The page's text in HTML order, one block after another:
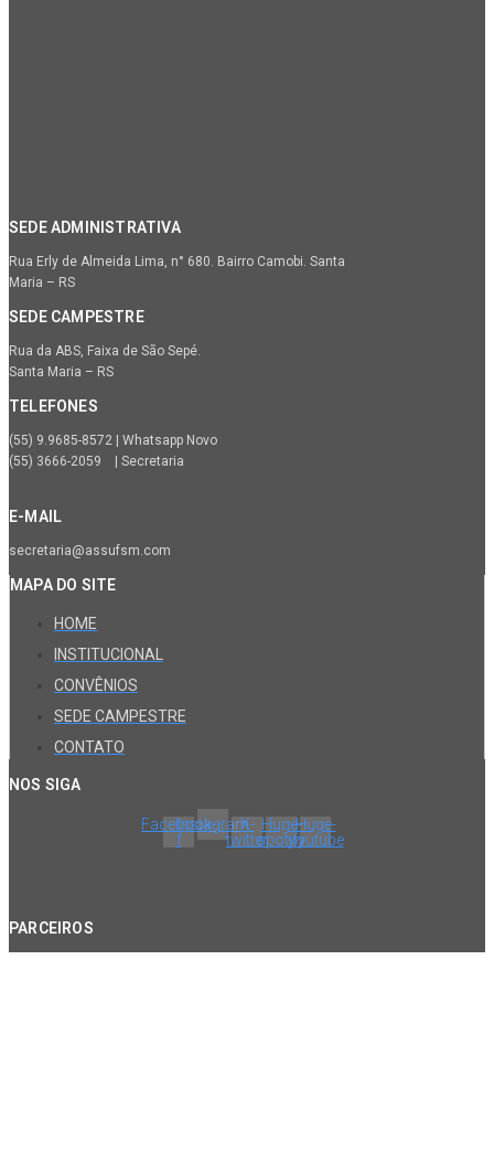
SEDE ADMINISTRATIVA
Rua Erly de Almeida Lima, n° 680. Bairro Camobi. Santa
Maria – RS
SEDE CAMPESTRE
Rua da ABS, Faixa de São Sepé.
Santa Maria – RS
TELEFONES
(55) 9.9685-8572 | Whatsapp Novo
(55) 3666-2059 | Secretaria
E-MAIL
secretaria@assufsm.com
MAPA DO SITE
HOME
INSTITUCIONAL
CONVÊNIOS
SEDE CAMPESTRE
CONTATO
NOS SIGA
Facebook-
f
InstagramX-
twitter
Huge-
spotify
Huge-
youtube
PARCEIROS